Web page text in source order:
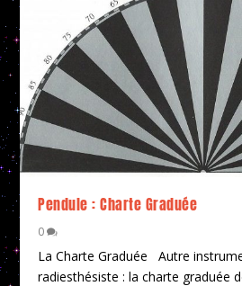
Pendule : Charte Graduée
0
La Charte Graduée Autre
radiesthésiste : la charte graduée